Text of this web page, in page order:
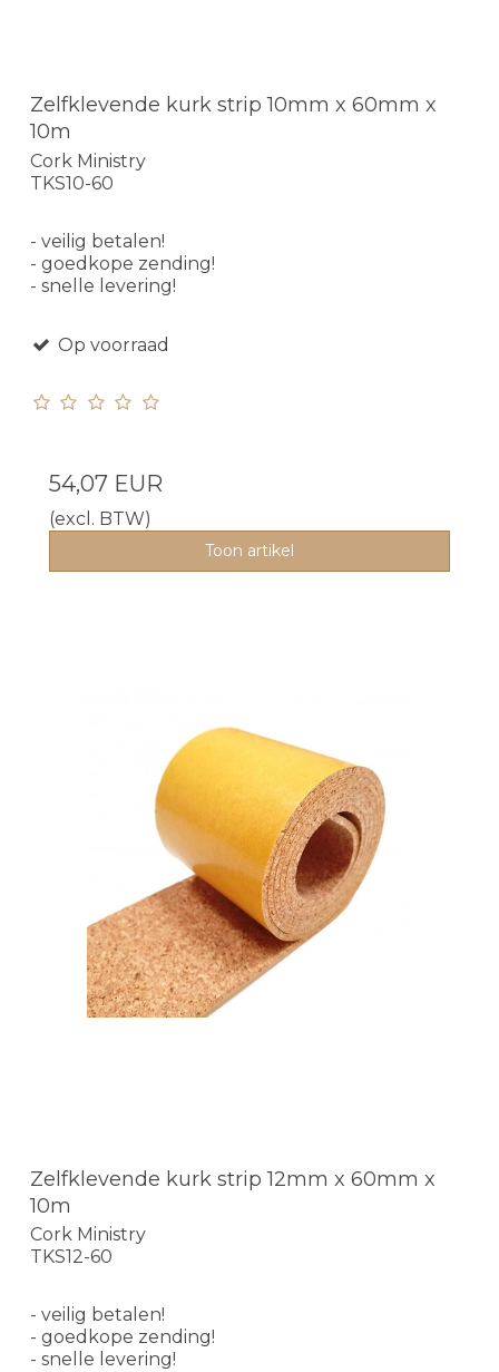
Zelfklevende kurk strip 10mm x 60mm x
10m
Cork Ministry
TKS10-60
- veilig betalen!
- goedkope zending!
- snelle levering!
Op voorraad
54,07 EUR
(excl. BTW)
Toon artikel
Zelfklevende kurk strip 12mm x 60mm x
10m
Cork Ministry
TKS12-60
- veilig betalen!
- goedkope zending!
- snelle levering!